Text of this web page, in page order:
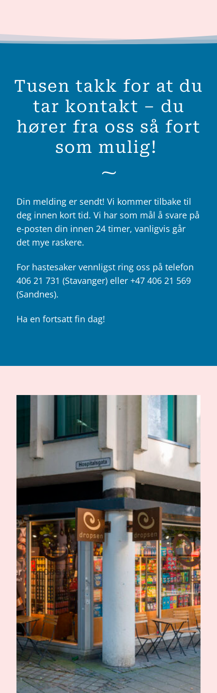
Tusen takk for at du
tar kontakt – du
hører fra oss så fort
som mulig!
Din melding er sendt! Vi kommer tilbake til
deg innen kort tid. Vi har som mål å svare på
e-posten din innen 24 timer, vanligvis går
det mye raskere.
For hastesaker vennligst ring oss på telefon
406 21 731 (Stavanger) eller +47 406 21 569
(Sandnes).
Ha en fortsatt fin dag!